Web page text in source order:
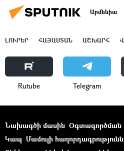
Արմենիա
ԼՈՒՐԵՐ ՀԱՅԱՍՏԱՆ ԱՇԽԱՐՀ
Rutube Telegram
Նախագծի մասին Օգտագործման
Կապ Մամուլի